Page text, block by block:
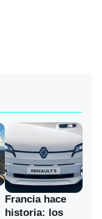
Francia hace
historia: los